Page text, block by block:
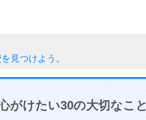
見つけよう。
がけたい30の大切なこと